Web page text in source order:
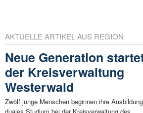
AKTUELLE ARTIKEL AUS REGION
Neue Generation
der Kreisverwaltung
Westerwald
Zwölf junge Menschen beginnen ihre